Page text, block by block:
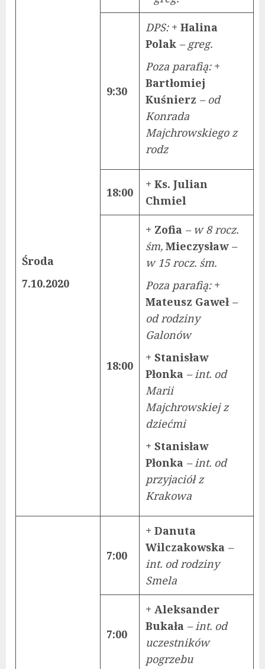
Środa
7.10.2020
9:30
DPS:+ Halina
Polak – greg.
Poza parafią:+
Bartłomiej
Kuśnierz – od
Konrada
Majchrowskiego z
rodz
18:00
+ Ks. Julian
Chmiel
18:00
+ Zofia – w 8 rocz.
śm, Mieczysław –
w 15 rocz. śm.
Poza parafią:+
Mateusz Gaweł –
od rodziny
Galonów
+ Stanisław
Płonka – int. od
Marii
Majchrowskiej z
dziećmi
+ Stanisław
Płonka – int. od
przyjaciół z
Krakowa
7:00
+ Danuta
Wilczakowska –
int. od rodziny
Smela
7:00
+ Aleksander
Bukała – int. od
uczestników
pogrzebu